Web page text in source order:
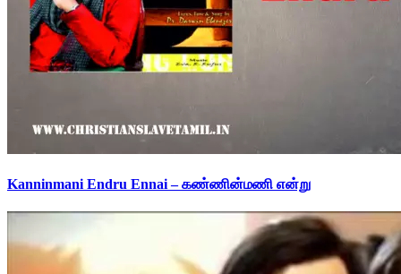
Kanninmani Endru Ennai – கண்ணின்மணி என்று